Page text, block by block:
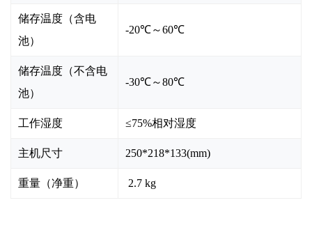
储存温度（含电
池）
-20℃～60℃
储存温度（不含电
池）
-30℃～80℃
工作湿度 ≤75%相对湿度
主机尺寸 250*218*133(mm)
重量（净重） 2.7 kg